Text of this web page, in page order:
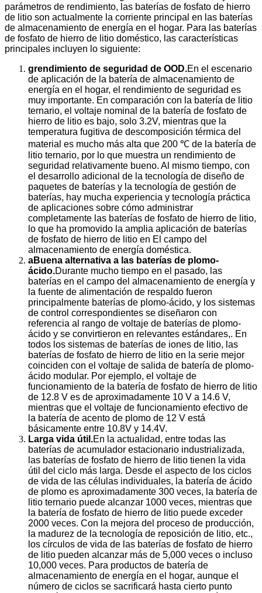
parámetros de rendimiento, las baterías de fosfato de hierro
de litio son actualmente la corriente principal en las baterías
de almacenamiento de energía en el hogar. Para las baterías
de fosfato de hierro de litio doméstico, las características
principales incluyen lo siguiente:
grendimiento de seguridad de OOD.En el escenario
de aplicación de la batería de almacenamiento de
energía en el hogar, el rendimiento de seguridad es
muy importante. En comparación con la batería de litio
ternario, el voltaje nominal de la batería de fosfato de
hierro de litio es bajo, solo 3.2V, mientras que la
temperatura fugitiva de descomposición térmica del
material es mucho más alta que 200 ℃ de la batería de
litio ternario, por lo que muestra un rendimiento de
seguridad relativamente bueno. Al mismo tiempo, con
el desarrollo adicional de la tecnología de diseño de
paquetes de baterías y la tecnología de gestión de
baterías, hay mucha experiencia y tecnología práctica
de aplicaciones sobre cómo administrar
completamente las baterías de fosfato de hierro de litio,
lo que ha promovido la amplia aplicación de baterías
de fosfato de hierro de litio en El campo del
almacenamiento de energía doméstica.
aBuena alternativa a las baterías de plomo-
ácido.Durante mucho tiempo en el pasado, las
baterías en el campo del almacenamiento de energía y
la fuente de alimentación de respaldo fueron
principalmente baterías de plomo-ácido, y los sistemas
de control correspondientes se diseñaron con
referencia al rango de voltaje de baterías de plomo-
ácido y se convirtieron en relevantes estándares,. En
todos los sistemas de baterías de iones de litio, las
baterías de fosfato de hierro de litio en la serie mejor
coinciden con el voltaje de salida de batería de plomo-
ácido modular. Por ejemplo, el voltaje de
funcionamiento de la batería de fosfato de hierro de litio
de 12.8 V es de aproximadamente 10 V a 14.6 V,
mientras que el voltaje de funcionamiento efectivo de
la batería de acento de plomo de 12 V está
básicamente entre 10.8V y 14.4V.
Larga vida útil.En la actualidad, entre todas las
baterías de acumulador estacionario industrializada,
las baterías de fosfato de hierro de litio tienen la vida
útil del ciclo más larga. Desde el aspecto de los ciclos
de vida de las células individuales, la batería de ácido
de plomo es aproximadamente 300 veces, la batería de
litio ternario puede alcanzar 1000 veces, mientras que
la batería de fosfato de hierro de litio puede exceder
2000 veces. Con la mejora del proceso de producción,
la madurez de la tecnología de reposición de litio, etc.,
los círculos de vida de las baterías de fosfato de hierro
de litio pueden alcanzar más de 5,000 veces o incluso
10,000 veces. Para productos de batería de
almacenamiento de energía en el hogar, aunque el
número de ciclos se sacrificará hasta cierto punto